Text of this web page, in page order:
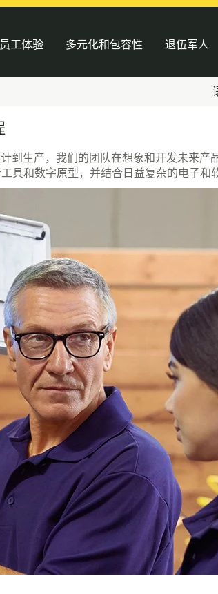
员工体验 多元化和包容性 退伍军人
生产，我们的团队在想象和开发未来产
和数字原型，并结合日益复杂的电子和